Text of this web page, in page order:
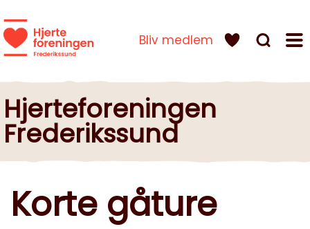
Bliv medlem
Hjerteforeningen
Frederikssund
Korte gåture